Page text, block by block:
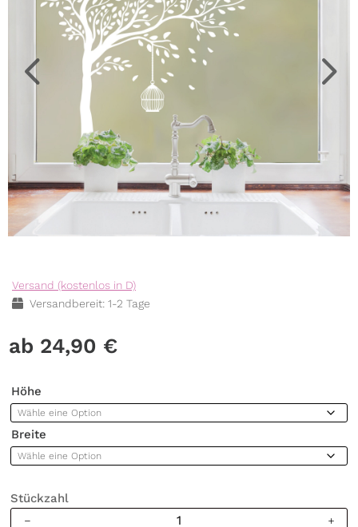
Versand (kostenlos in D)
Versandbereit: 1-2 Tage
24,90 €
Höhe
Breite
Stückzahl